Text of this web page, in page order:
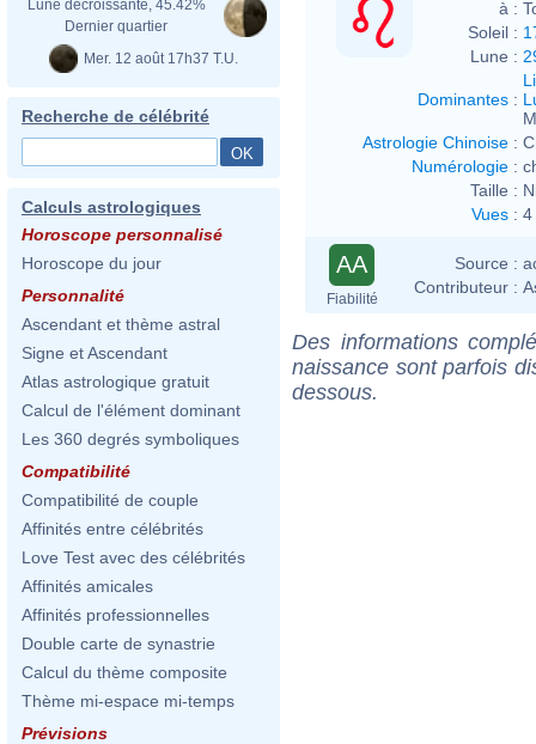
Lune décroissante, 45.42%
Dernier quartier
Mer. 12 août 17h37 T.U.
Recherche de célébrité
Calculs astrologiques
Horoscope personnalisé
Horoscope du jour
Personnalité
Ascendant et thème astral
Signe et Ascendant
Atlas astrologique gratuit
Calcul de l'élément dominant
Les 360 degrés symboliques
Compatibilité
Compatibilité de couple
Affinités entre célébrités
Love Test avec des célébrités
Affinités amicales
Affinités professionnelles
Double carte de synastrie
Calcul du thème composite
Thème mi-espace mi-temps
Prévisions
à :
Soleil :
Lune :
Dominantes :
Astrologie Chinoise :
Numérologie :
Taille :
Vues : 4
AA
Fiabilité
Source :
Contributeur :
Des informations
naissance sont parfois
dessous.